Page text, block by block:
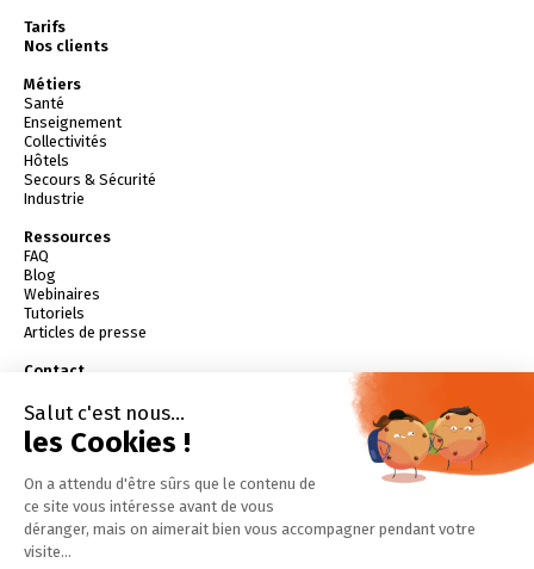
Tarifs
Nos clients
Métiers
Santé
Enseignement
Collectivités
Hôtels
Secours & Sécurité
Industrie
Ressources
FAQ
Blog
Webinaires
Tutoriels
Articles de presse
Contact
04 79 61 81 90
Demander une démo
Devenir partenaire
Télécharger l'application
Dossier de presse (PDF)
Livres Blancs (PDF)
Tester vos connaissances